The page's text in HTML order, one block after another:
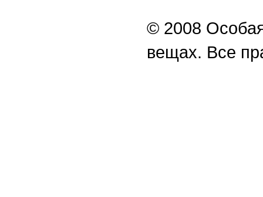
© 2008
вещах. Все